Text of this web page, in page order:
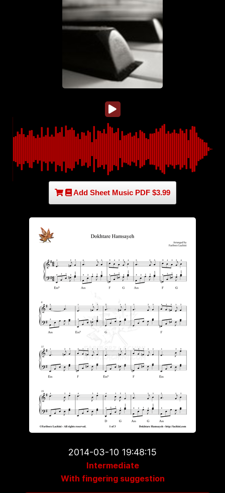
Add Sheet Music PDF $3.99
2014-03-10 19:48:15
Intermediate
With fingering suggestion